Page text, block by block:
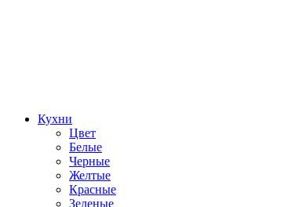
Кухни
Цвет
Белые
Черные
Желтые
Красные
Зеленые